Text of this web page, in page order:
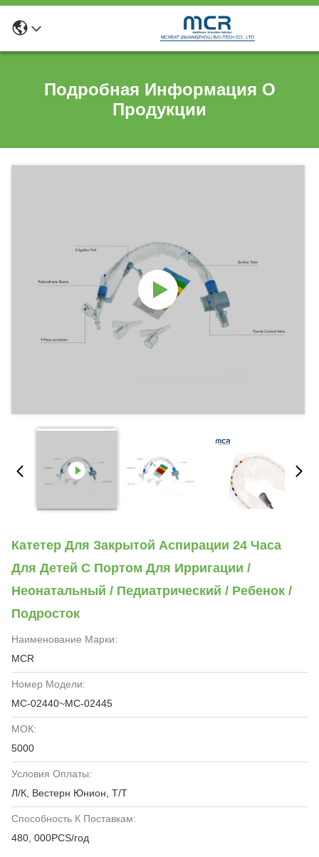
Подробная Информация О
Продукции
Катетер Для Закрытой Аспирации 24 Часа
Для Детей С Портом Для Ирригации /
Неонатальный / Педиатрический / Ребенок /
Подросток
Наименование Марки:
MCR
Номер Модели:
MC-02440~MC-02445
МОК:
5000
Условия Оплаты:
Л/К, Вестерн Юнион, Т/Т
Способность К Поставкам:
480, 000PCS/год